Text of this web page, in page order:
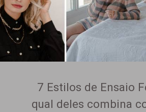
7 Estilos de Ensaio
qual deles combina